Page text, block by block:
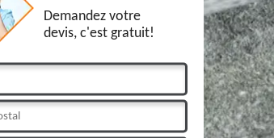
Demandez votre
devis, c'est gratuit!